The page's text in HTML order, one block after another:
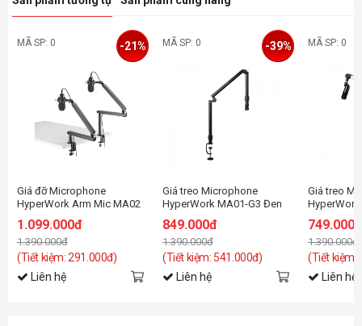
MÃ SP: 0
Giá đỡ Microphone
HyperWork Arm Mic MA02
1.099.000đ
1.390.000đ
(Tiết kiệm: 291.000đ)
-21%
Liên hệ
MÃ SP: 0
Giá treo Microphone
HyperWork MA01-G3 Đen
849.000đ
1.390.000đ
(Tiết kiệm: 541.000đ)
-39%
Liên hệ
MÃ SP: 0
Giá treo
749.000đ
1.390.000đ
(Tiết kiệm:
Liên hệ